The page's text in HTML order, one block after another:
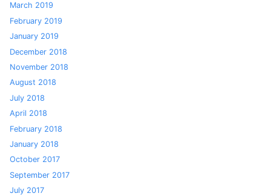
March 2019
February 2019
January 2019
December 2018
November 2018
August 2018
July 2018
April 2018
February 2018
January 2018
October 2017
September 2017
July 2017